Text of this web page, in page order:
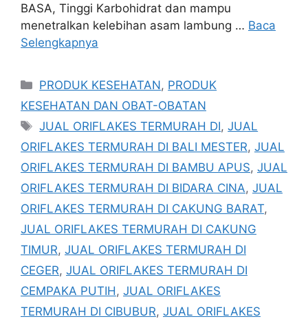
BASA, Tinggi Karbohidrat dan mampu
menetralkan kelebihan asam lambung … Baca
Selengkapnya
Kategori
PRODUK KESEHATAN, PRODUK
KESEHATAN DAN OBAT-OBATAN
Tag
JUAL ORIFLAKES TERMURAH DI,JUAL
ORIFLAKES TERMURAH DI BALI MESTER, JUAL
ORIFLAKES TERMURAH DI BAMBU APUS, JUAL
ORIFLAKES TERMURAH DI BIDARA CINA, JUAL
ORIFLAKES TERMURAH DI CAKUNG BARAT,
JUAL ORIFLAKES TERMURAH DI CAKUNG
TIMUR, JUAL ORIFLAKES TERMURAH DI
CEGER, JUAL ORIFLAKES TERMURAH DI
CEMPAKA PUTIH , JUAL ORIFLAKES
TERMURAH DI CIBUBUR, JUAL ORIFLAKES